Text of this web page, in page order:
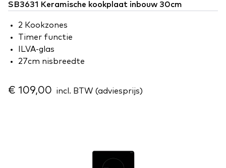
SB3631 Keramische kookplaat inbouw 30cm
2 Kookzones
Timer functie
ILVA-glas
27cm nisbreedte
€ 109,00 incl. BTW (adviesprijs)